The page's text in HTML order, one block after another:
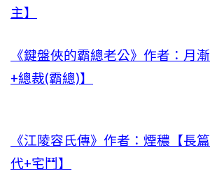
主】
《鍵盤俠的霸總老公》作者：月
+總裁(霸總)】
《江陵容氏傳》作者：煙穠【長
代+宅鬥】